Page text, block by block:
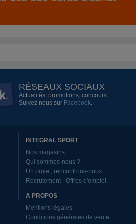
RÉSEAUX SOCIAUX
Actualités, promotions, concours...
Suivez nous sur Facebook.
INTEGRAL SPORT
Nos magasins
Qui sommes-nous ?
Un projet, rencontrons-nous...
Recrutement - Offres d'emploi
A PROPOS
Mentions légales
Conditions générales de vente